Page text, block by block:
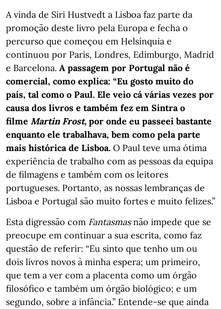
A vinda de Siri Hustvedt a Lisboa faz parte da
promoção deste livro pela Europa e fecha o
percurso que começou em Helsínquia e
continuou por Paris, Londres, Edimburgo, Madrid
e Barcelona. A passagem por Portugal não é
comercial, como explica: “Eu gosto muito do
país, tal como o Paul. Ele veio cá várias vezes por
causa dos livros e também fez em Sintra o
filme Martin Frost, por onde eu passeei bastante
enquanto ele trabalhava, bem como pela parte
mais histórica de Lisboa. O Paul teve uma ótima
experiência de trabalho com as pessoas da equipa
de filmagens e também com os leitores
portugueses. Portanto, as nossas lembranças de
Lisboa e Portugal são muito fortes e muito felizes.”
Esta digressão com Fantasmasnão impede que se
preocupe em continuar a sua escrita, como faz
questão de referir: “Eu sinto que tenho um ou
dois livros novos à minha espera; um primeiro,
que tem a ver com a placenta como um órgão
filosófico e também um órgão biológico; e um
segundo, sobre a infância.” Entende-se que ainda